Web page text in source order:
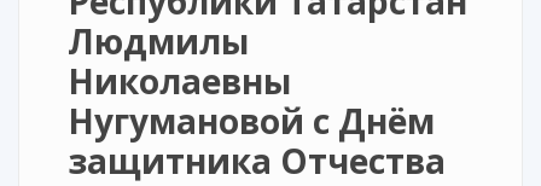
Людмилы
Николаевны
Нугумановой с Днём
защитника Отчества